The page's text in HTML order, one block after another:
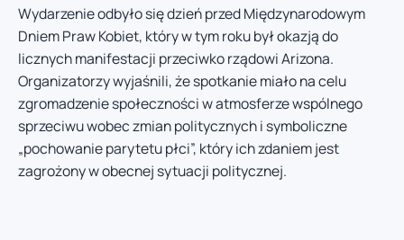
Wydarzenie odbyło się dzień przed Międzynarodowym
Dniem Praw Kobiet, który w tym roku był okazją do
licznych manifestacji przeciwko rządowi Arizona.
Organizatorzy wyjaśnili, że spotkanie miało na celu
zgromadzenie społeczności w atmosferze wspólnego
sprzeciwu wobec zmian politycznych i symboliczne
„pochowanie parytetu płci”, który ich zdaniem jest
zagrożony w obecnej sytuacji politycznej.